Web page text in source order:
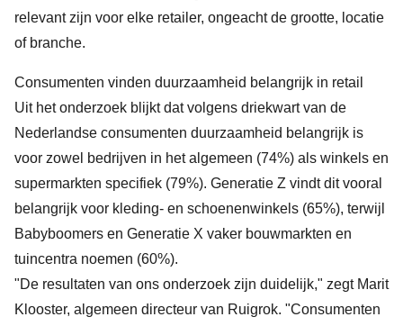
relevant zijn voor elke retailer, ongeacht de grootte, locatie
of branche.
Consumenten vinden duurzaamheid belangrijk in retail
Uit het onderzoek blijkt dat volgens driekwart van de
Nederlandse consumenten duurzaamheid belangrijk is
voor zowel bedrijven in het algemeen (74%) als winkels en
supermarkten specifiek (79%). Generatie Z vindt dit vooral
belangrijk voor kleding- en schoenenwinkels (65%), terwijl
Babyboomers en Generatie X vaker bouwmarkten en
tuincentra noemen (60%).
"De resultaten van ons onderzoek zijn duidelijk," zegt Marit
Klooster, algemeen directeur van Ruigrok. "Consumenten